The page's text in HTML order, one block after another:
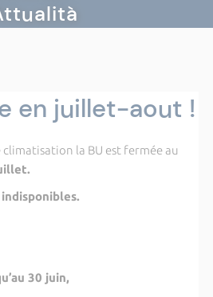
en juillet-aout !
climatisation la BU est fermée au
30 juin,